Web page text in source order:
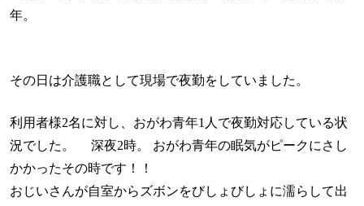
年。
その日は介護職として現場で夜勤をしていました。
利用者様2名に対し、おがわ青年1人で夜勤対応している状
況でした。 深夜2時。 おがわ青年の眠気がピークにさし
かかったその時です！！
おじいさんが自室からズボンをびしょびしょに濡らして出